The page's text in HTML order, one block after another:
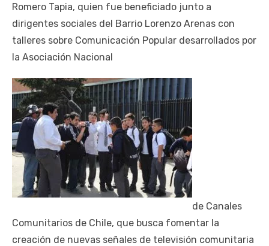
Romero Tapia, quien fue beneficiado junto a
dirigentes sociales del Barrio Lorenzo Arenas con
talleres sobre Comunicación Popular desarrollados por
la Asociación Nacional
de Canales
Comunitarios de Chile, que busca fomentar la
creación de nuevas señales de televisión comunitaria